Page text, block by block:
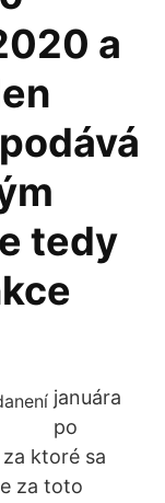
a
tedy
januára
po
ktoré sa
za toto